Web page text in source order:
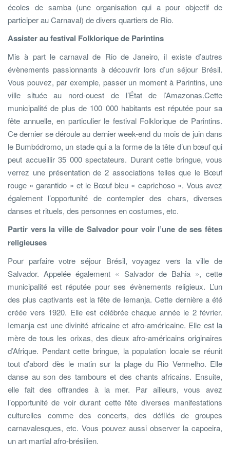
écoles de samba (une organisation qui a pour objectif de
participer au Carnaval) de divers quartiers de Rio.
Assister au festival Folklorique de Parintins
Mis à part le carnaval de Rio de Janeiro, il existe d’autres
évènements passionnants à découvrir lors d’un séjour Brésil.
Vous pouvez, par exemple, passer un moment à Parintins, une
ville située au nord-ouest de l’État de l’Amazonas.Cette
municipalité de plus de 100 000 habitants est réputée pour sa
fête annuelle, en particulier le festival Folklorique de Parintins.
Ce dernier se déroule au dernier week-end du mois de juin dans
le Bumbódromo, un stade qui a la forme de la tête d’un bœuf qui
peut accueillir 35 000 spectateurs. Durant cette bringue, vous
verrez une présentation de 2 associations telles que le Bœuf
rouge « garantido » et le Bœuf bleu « caprichoso ». Vous avez
également l’opportunité de contempler des chars, diverses
danses et rituels, des personnes en costumes, etc.
Partir vers la ville de Salvador pour voir l’une de ses fêtes
religieuses
Pour parfaire votre séjour Brésil, voyagez vers la ville de
Salvador. Appelée également « Salvador de Bahia », cette
municipalité est réputée pour ses évènements religieux. L’un
des plus captivants est la fête de Iemanja. Cette dernière a été
créée vers 1920. Elle est célébrée chaque année le 2 février.
Iemanja est une divinité africaine et afro-américaine. Elle est la
mère de tous les orixas, des dieux afro-américains originaires
d’Afrique. Pendant cette bringue, la population locale se réunit
tout d’abord dès le matin sur la plage du Rio Vermelho. Elle
danse au son des tambours et des chants africains. Ensuite,
elle fait des offrandes à la mer. Par ailleurs, vous avez
l’opportunité de voir durant cette fête diverses manifestations
culturelles comme des concerts, des défilés de groupes
carnavalesques, etc. Vous pouvez aussi observer la capoeira,
un art martial afro-brésilien.